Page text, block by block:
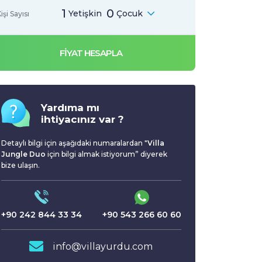
Sayısı 1 Yetişkin 0 Çocuk
FİYAT HESAPLA
Yardıma mı
ihtiyacınız var ?
Detaylı bilgi için aşağıdaki numaralardan "Villa
Jungle Duo için bilgi almak istiyorum” diyerek
bize ulaşın.
+90 242 844 33 34 +90 543 266 60 60
info@villayurdu.com